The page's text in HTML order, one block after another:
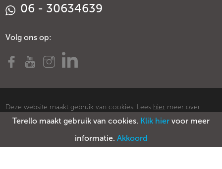
Terello maakt gebruik van cookies. Klik hier voor meer
informatie. Akkoord
06 - 30634639
Volg ons op:
Deze website maakt gebruik van cookies. Lees hier meer over
cookies.
Voorwaarden Privacy policy